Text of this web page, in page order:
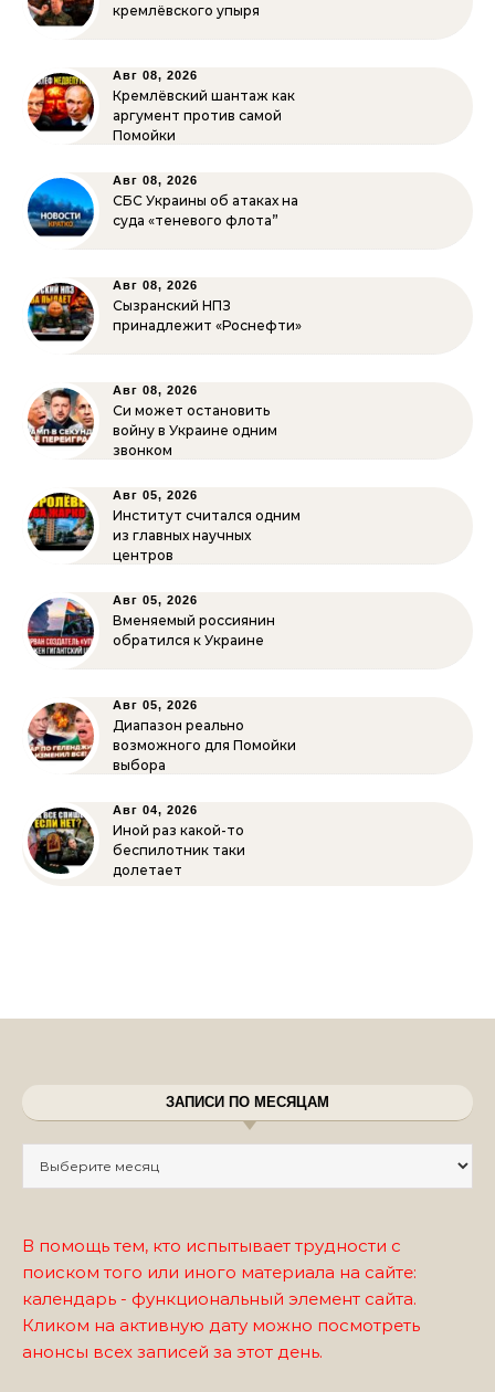
кремлёвского упыря
Авг 08, 2026
Кремлёвский шантаж как
аргумент против самой
Помойки
Авг 08, 2026
СБС Украины об атаках на
суда «теневого флота”
Авг 08, 2026
Сызранский НПЗ
принадлежит «Роснефти»
Авг 08, 2026
Си может остановить
войну в Украине одним
звонком
Авг 05, 2026
Институт считался одним
из главных научных
центров
Авг 05, 2026
Вменяемый россиянин
обратился к Украине
Авг 05, 2026
Диапазон реально
возможного для Помойки
выбора
Авг 04, 2026
Иной раз какой-то
беспилотник таки
долетает
ЗАПИСИ ПО МЕСЯЦАМ
В помощь тем, кто испытывает трудности с
поиском того или иного материала на сайте:
календарь - функциональный элемент сайта.
Кликом на активную дату можно посмотреть
анонсы всех записей за этот день.